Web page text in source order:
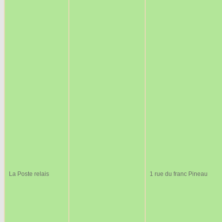
La Poste relais 1 rue du franc Pineau